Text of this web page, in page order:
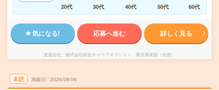
20代
30代 40代 50代 60代
気になる! 応募へ進む 詳しく見る
派遣会社 株式会社綜合キャリアオプション 製造事業部（全国）
未読 掲載日 2026/08/06